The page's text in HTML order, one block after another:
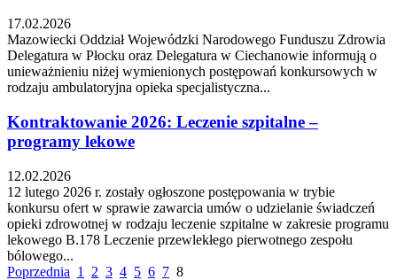
17.02.2026
Mazowiecki Oddział Wojewódzki Narodowego Funduszu Zdrowia
Delegatura w Płocku oraz Delegatura w Ciechanowie informują o
unieważnieniu niżej wymienionych postępowań konkursowych w
rodzaju ambulatoryjna opieka specjalistyczna...
Kontraktowanie 2026: Leczenie szpitalne –
programy lekowe
12.02.2026
12 lutego 2026 r. zostały ogłoszone postępowania w trybie
konkursu ofert w sprawie zawarcia umów o udzielanie świadczeń
opieki zdrowotnej w rodzaju leczenie szpitalne w zakresie programu
lekowego B.178 Leczenie przewlekłego pierwotnego zespołu
bólowego...
Poprzednia 1 2 3 4 5 6 7 8